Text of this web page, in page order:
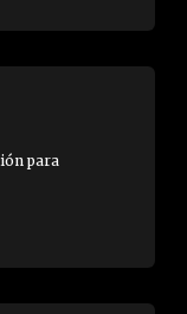
para